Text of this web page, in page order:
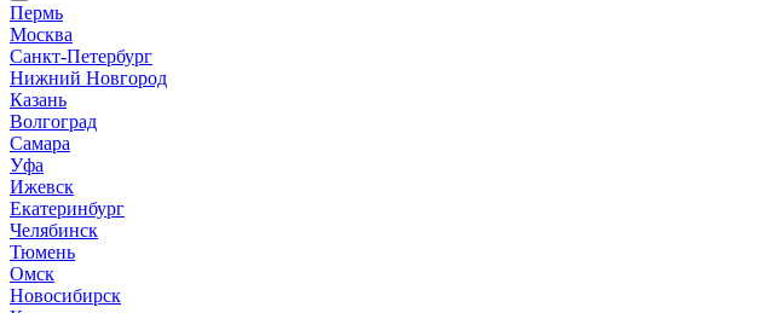
Пермь
Москва
Санкт-Петербург
Нижний Новгород
Казань
Волгоград
Самара
Уфа
Ижевск
Екатеринбург
Челябинск
Тюмень
Омск
Новосибирск